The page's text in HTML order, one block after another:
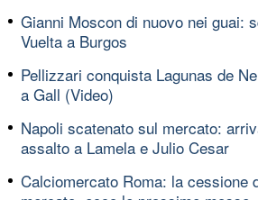
Gianni Moscon di nuovo nei guai:
Vuelta a Burgos
Pellizzari conquista Lagunas de
a Gall (Video)
Napoli scatenato sul mercato:
assalto a Lamela e Julio Cesar
Calciomercato Roma: la cessione